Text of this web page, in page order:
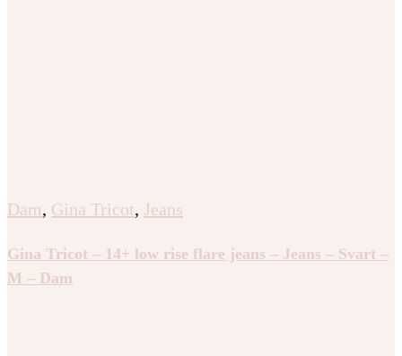
Dam, Gina Tricot, Jeans
Gina Tricot – 14+ low rise flare jeans – Jeans – Svart –
M – Dam